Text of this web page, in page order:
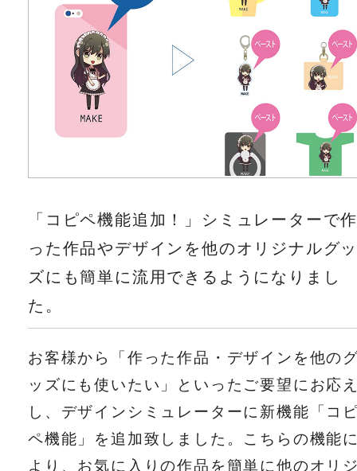
「コピペ機能追加！」シミュレーターで
った作品やデザインを他のオリジナルグ
ズにも簡単に流用できるようになりまし
た。
お客様から「作った作品・デザインを他の
ッズにも使いたい」といったご要望にお応
し、デザインシミュレーターに新機能「コ
ペ機能」を追加致しました。こちらの機能
より、お気に入りの作品を簡単に他のオリ